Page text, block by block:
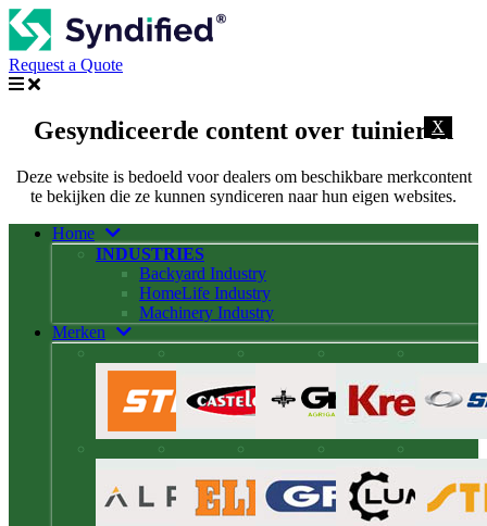
Request a Quote
X
Gesyndiceerde content over tuinieren
Deze website is bedoeld voor dealers om beschikbare merkcontent
te bekijken die ze kunnen syndiceren naar hun eigen websites.
Home
INDUSTRIES
Backyard Industry
HomeLife Industry
Machinery Industry
Merken